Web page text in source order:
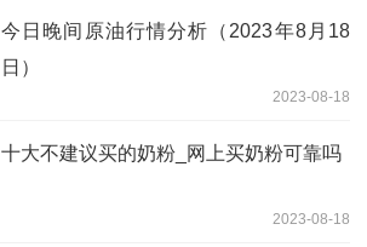
今日晚间原油行情分析（2023年8月18
日）
2023-08-18
十大不建议买的奶粉_网上买奶粉可靠吗
2023-08-18